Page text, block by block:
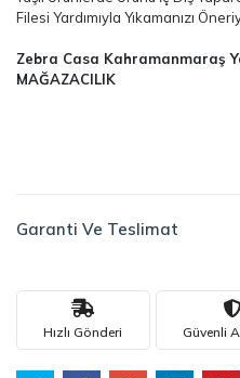
Filesi Yardımıyla Yıkamanızı
Zebra Casa Kahramanmaraş
MAĞAZACILIK
Garanti Ve Teslimat
Hızlı Gönderi Güvenli